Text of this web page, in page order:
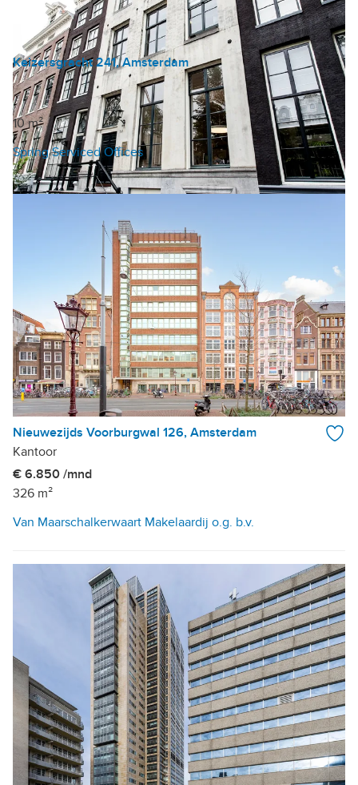
Keizersgracht 241, Amsterdam
Kantoorruimte
€ 750 /mnd
10 m²
Spring Serviced Offices
Nieuwezijds Voorburgwal 126, Amsterdam
Kantoor
€ 6.850 /mnd
326 m²
Van Maarschalkerwaart Makelaardij o.g. b.v.